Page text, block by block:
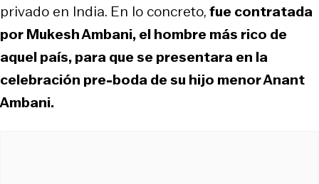
privado en India. En lo concreto,fue contratada
por Mukesh Ambani, el hombre más rico de
aquel país, para que se presentara en la
celebración pre-boda de su hijo menor Anant
Ambani.